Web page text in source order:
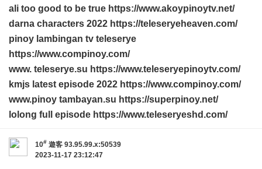
ali too good to be true https://www.akoypinoytv.net/
darna characters 2022 https://teleseryeheaven.com/
pinoy lambingan tv teleserye
https://www.compinoy.com/
www. teleserye.su https://www.teleseryepinoytv.com/
kmjs latest episode 2022 https://www.compinoy.com/
www.pinoy tambayan.su https://superpinoy.net/
lolong full episode https://www.teleseryeshd.com/
10# 遊客 93.95.99.x:50539
2023-11-17 23:12:47